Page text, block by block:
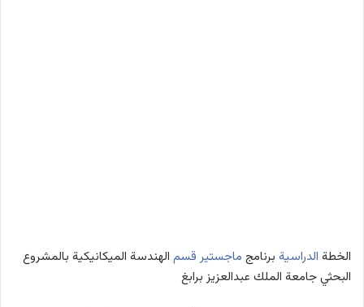
الخطة الدراسية برنامج ماجستير قسم الهندسة الميكانيكية بالمشروع
البحثي جامعة الملك عبدالعزيز برابغ